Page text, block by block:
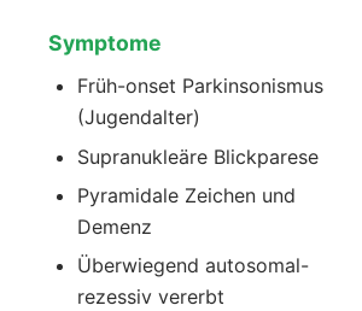
Symptome
Früh-onset Parkinsonismus
(Jugendalter)
Supranukleäre Blickparese
Pyramidale Zeichen und
Demenz
Überwiegend autosomal-
rezessiv vererbt